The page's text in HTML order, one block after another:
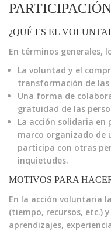
¿QUÉ ES EL
En términos generales,
La voluntad y el
transformación de las
Una forma de
gratuidad de las
La acción solidaria en
marco organizado de
participa con otras
inquietudes.
MOTIVOS PARA
En la acción voluntaria
(tiempo, recursos, etc.)
aprendizajes,